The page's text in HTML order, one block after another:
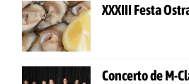
XXXIII Festa
Concerto de M-